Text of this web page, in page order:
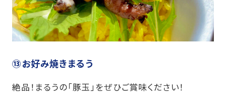
⑬お好み焼きまるう
絶品！まるうの「豚玉」をぜひご賞味ください！